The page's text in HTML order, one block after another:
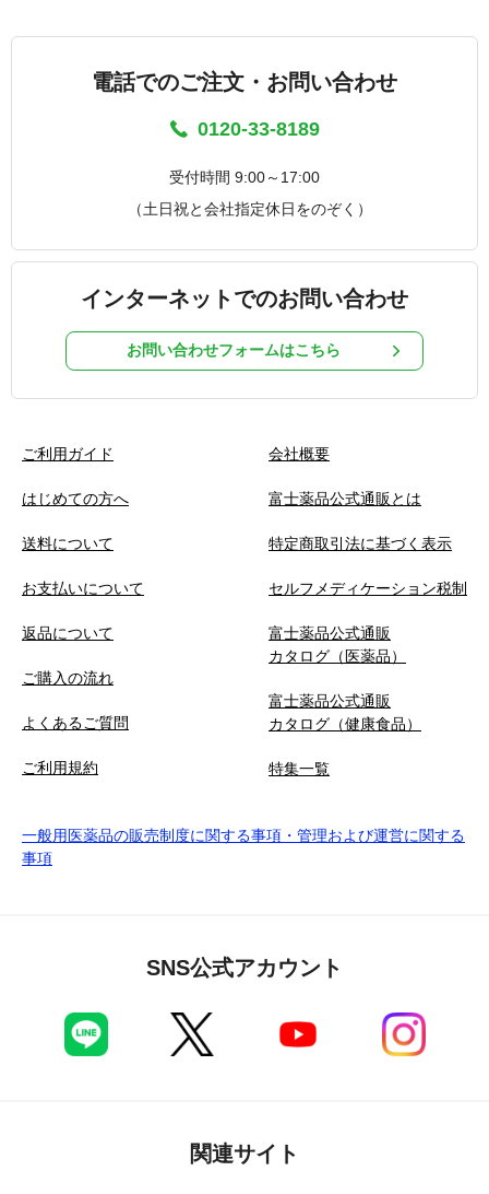
電話でのご注文・お問い合わせ
0120-33-8189
受付時間 9:00～17:00
（土日祝と会社指定休日をのぞく）
インターネットでのお問い合わせ
お問い合わせフォームはこちら
ご利用ガイド
はじめての方へ
送料について
お支払いについて
返品について
ご購入の流れ
よくあるご質問
ご利用規約
会社概要
富士薬品公式通販とは
特定商取引法に基づく表示
セルフメディケーション税制
富士薬品公式通販
カタログ（医薬品）
富士薬品公式通販
カタログ（健康食品）
特集一覧
一般用医薬品の販売制度に関する事項・管理および運営に関する
事項
SNS公式アカウント
関連サイト